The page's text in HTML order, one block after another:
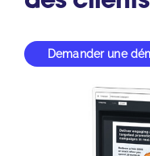
Demander une